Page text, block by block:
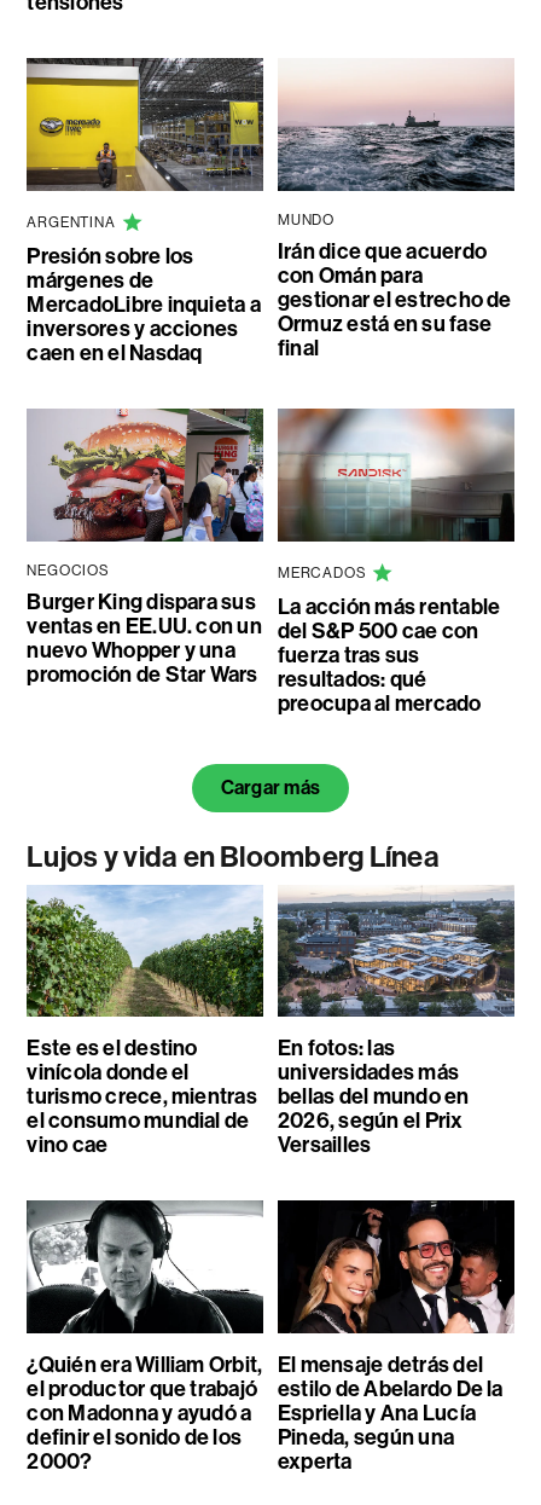
ARGENTINA
Presión sobre los
márgenes de
MercadoLibre inquieta a
inversores y acciones
caen en el Nasdaq
MUNDO
Irán dice que acuerdo
con Omán para
gestionar el estrecho de
Ormuz está en su fase
final
NEGOCIOS
Burger King dispara sus
ventas en EE.UU. con un
nuevo Whopper y una
promoción de Star Wars
MERCADOS
La acción más rentable
del S&P 500 cae con
fuerza tras sus
resultados: qué
preocupa al mercado
Cargar más
Lujos y vida en Bloomberg Línea
Este es el destino
vinícola donde el
turismo crece, mientras
el consumo mundial de
vino cae
En fotos: las
universidades más
bellas del mundo en
2026, según el Prix
Versailles
¿Quién era William Orbit,
el productor que trabajó
con Madonna y ayudó a
definir el sonido de los
2000?
El mensaje detrás del
estilo de Abelardo De la
Espriella y Ana Lucía
Pineda, según una
experta